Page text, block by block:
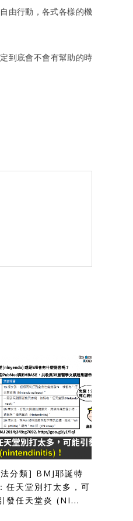
由行動，各式各樣的機
定到底會不會有幫助的時
分類] BMJ耶誕特
任天堂別打太多，可
發任天堂炎 (NI...